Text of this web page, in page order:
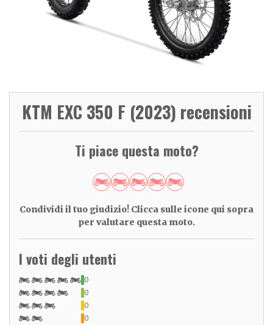
KTM EXC 350 F (2023) recensioni
Ti piace questa moto?
Condividi il tuo giudizio! Clicca sulle icone qui sopra
per valutare questa moto.
I voti degli utenti
0
0
0
0